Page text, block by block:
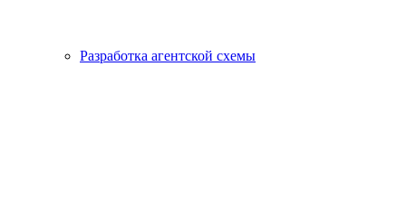
Разработка агентской схемы